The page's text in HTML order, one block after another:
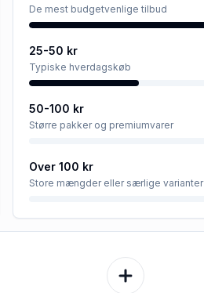
De mest budgetvenlige tilbud
25-50 kr
Typiske hverdagskøb
50-100 kr
Større pakker og premiumvarer
Over 100 kr
Store mængder eller særlige varianter